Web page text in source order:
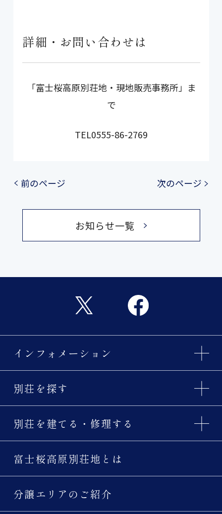
詳細・お問い合わせは
「富士桜高原別荘地・現地販売事務所」ま
で
TEL0555-86-2769
前のページ 次のページ
お知らせ一覧
インフォメーション
別荘を探す
別荘を建てる・修理する
富士桜高原別荘地とは
分譲エリアのご紹介